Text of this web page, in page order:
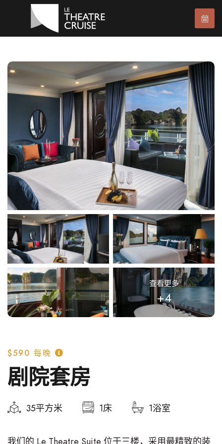
查看更多
+4
$590 每晚
剧院套房
35平方米 1床 1浴室
我们的 Le Theatre Suite 位于三楼，采用最精致的装